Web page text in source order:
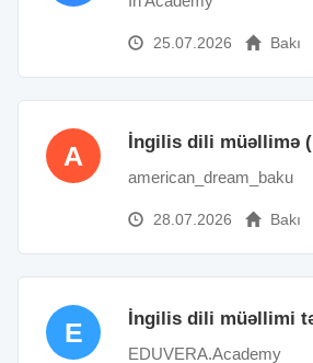
25.07.2026 Bakı
A İngilis dili müəllimə
american_dream_baku
28.07.2026 Bakı
E İngilis dili müəllimi
EDUVERA.Academy